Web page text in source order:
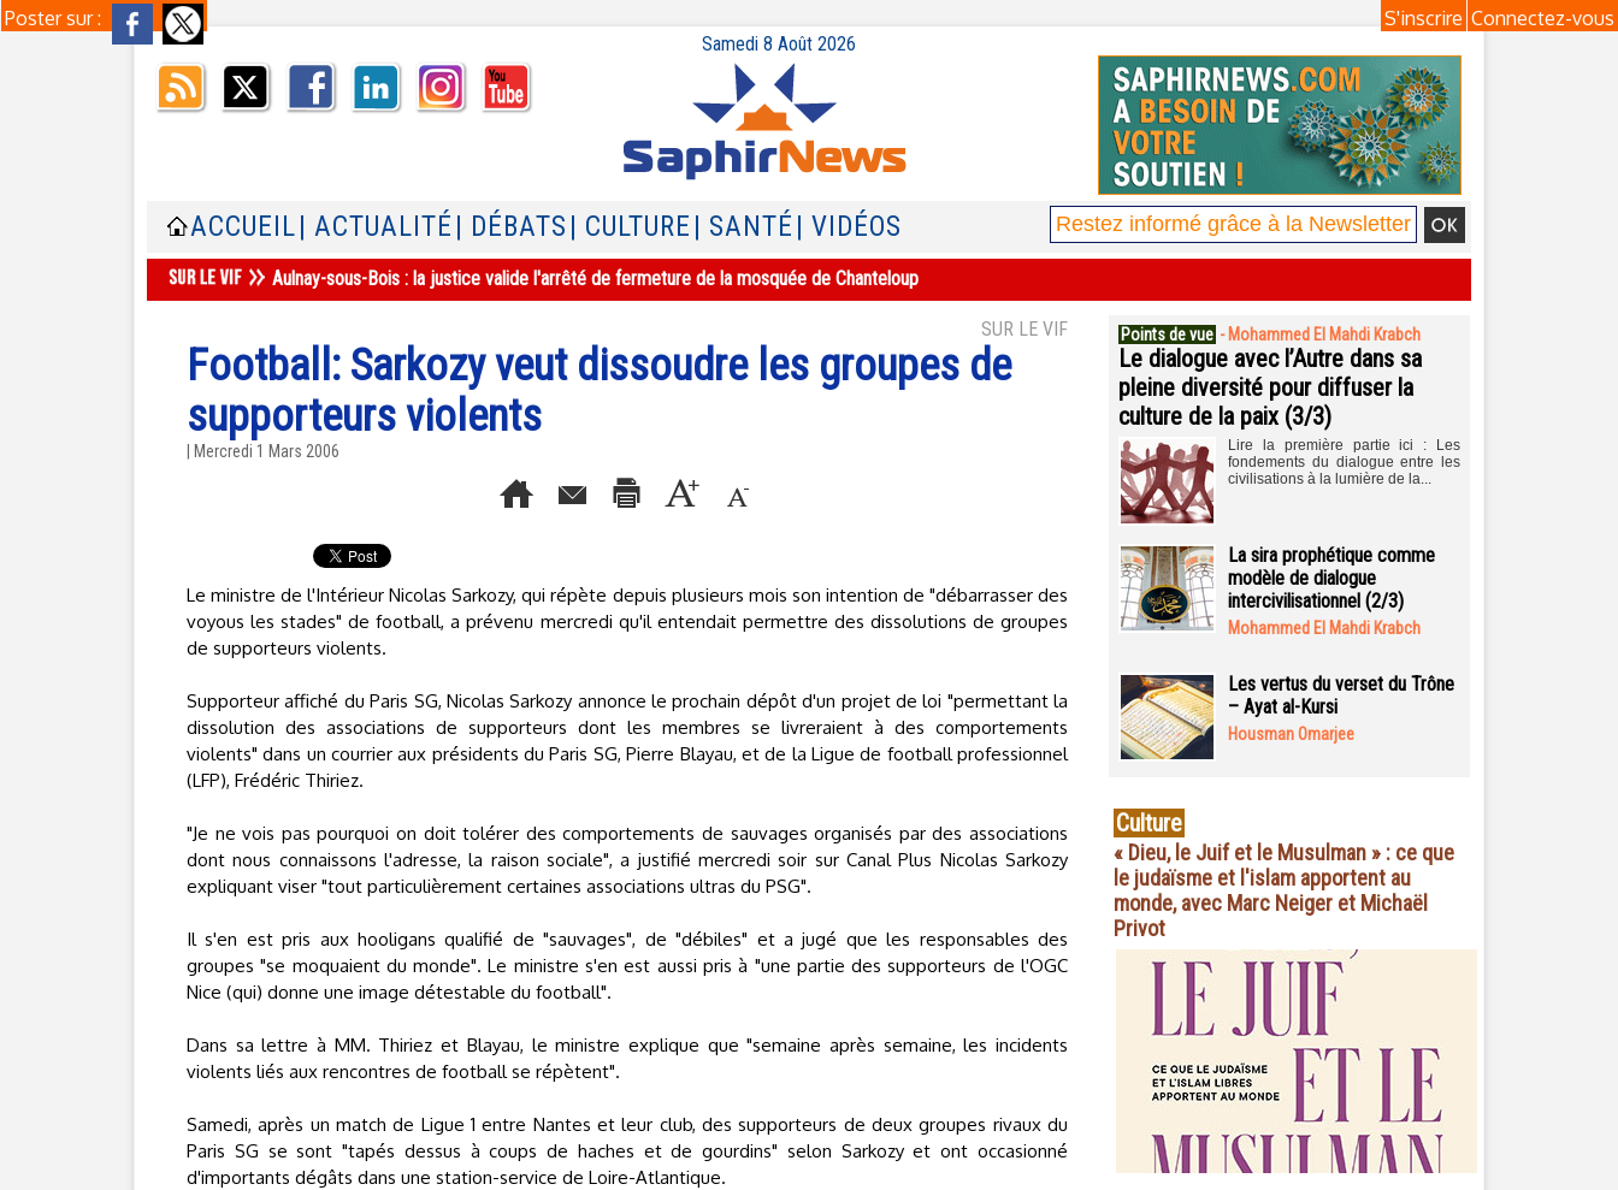
Poster sur : Connectez-vous
S'inscrire
Samedi 8 Août 2026
ACCUEIL | ACTUALITÉ | DÉBATS | CULTURE | SANTÉ | VIDÉOS
Aulnay-sous-Bois : la justice valide l'arrêté de fermeture de la mosquée de Chanteloup
SUR LE VIF
Football: Sarkozy veut dissoudre les groupes de
supporteurs violents
| Mercredi 1 Mars 2006
Le ministre de l'Intérieur Nicolas Sarkozy, qui répète depuis plusieurs mois son intention de "débarrasser des
voyous les stades" de football, a prévenu mercredi qu'il entendait permettre des dissolutions de groupes
de supporteurs violents.
Supporteur affiché du Paris SG, Nicolas Sarkozy annonce le prochain dépôt d'un projet de loi "permettant la
dissolution des associations de supporteurs dont les membres se livreraient à des comportements
violents" dans un courrier aux présidents du Paris SG, Pierre Blayau, et de la Ligue de football professionnel
(LFP), Frédéric Thiriez.
"Je ne vois pas pourquoi on doit tolérer des comportements de sauvages organisés par des associations
dont nous connaissons l'adresse, la raison sociale", a justifié mercredi soir sur Canal Plus Nicolas Sarkozy
expliquant viser "tout particulièrement certaines associations ultras du PSG".
Il s'en est pris aux hooligans qualifié de "sauvages", de "débiles" et a jugé que les responsables des
groupes "se moquaient du monde". Le ministre s'en est aussi pris à "une partie des supporteurs de l'OGC
Nice (qui) donne une image détestable du football".
Dans sa lettre à MM. Thiriez et Blayau, le ministre explique que "semaine après semaine, les incidents
violents liés aux rencontres de football se répètent".
Samedi, après un match de Ligue 1 entre Nantes et leur club, des supporteurs de deux groupes rivaux du
Paris SG se sont "tapés dessus à coups de haches et de gourdins" selon Sarkozy et ont occasionné
d'importants dégâts dans une station-service de Loire-Atlantique.
Points de vue - Mohammed El Mahdi Krabch
Le dialogue avec l’Autre dans sa
pleine diversité pour diffuser la
culture de la paix (3/3)
Lire la première partie ici : Les
fondements du dialogue entre les
civilisations à la lumière de la...
La sira prophétique comme
modèle de dialogue
intercivilisationnel (2/3)
Mohammed El Mahdi Krabch
Les vertus du verset du Trône
– Ayat al-Kursi
Housman Omarjee
Culture
« Dieu, le Juif et le Musulman » : ce que
le judaïsme et l'islam apportent au
monde, avec Marc Neiger et Michaël
Privot